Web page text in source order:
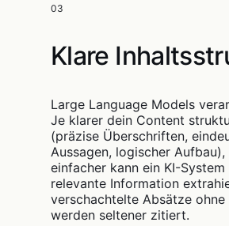
03
Klare
Large Language Models
Je klarer dein Content
(präzise Überschriften,
Aussagen, logischer
einfacher kann ein KI-System
relevante Information
verschachtelte Absätze ohne
werden seltener zitiert.